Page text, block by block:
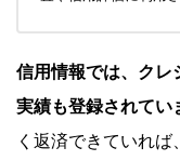
信用情報では、クレ
実績も登録されてい
く返済できていれば